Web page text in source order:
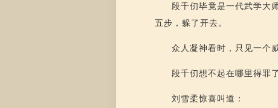
段千仞毕竟是一代武学大
五步，躲了开去。
众人凝神看时，只见一个
段千仞想不起在哪里得罪
刘雪柔惊喜叫道：